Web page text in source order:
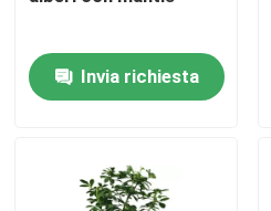
Prodotti
Su di noi
Invia richiesta